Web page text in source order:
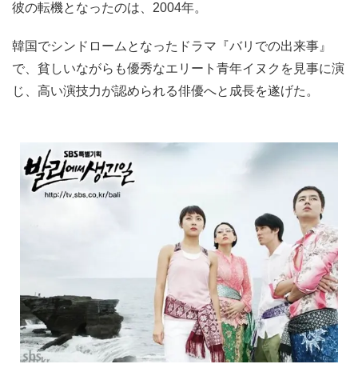
彼の転機となったのは、2004年。
韓国でシンドロームとなったドラマ『バリでの出来事』
で、貧しいながらも優秀なエリート青年イヌクを見事に演
じ、高い演技力が認められる俳優へと成長を遂げた。